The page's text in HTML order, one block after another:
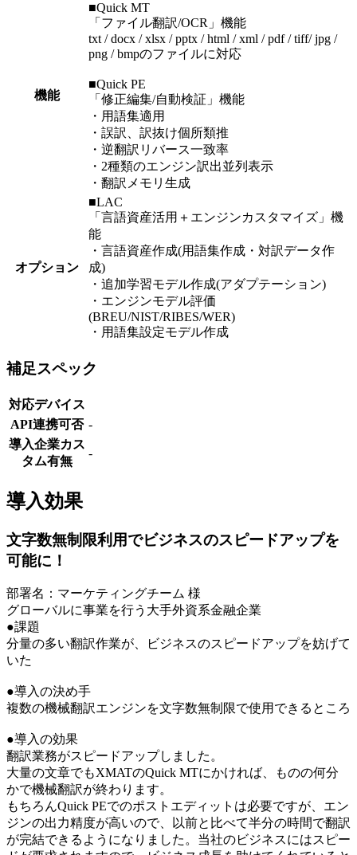
機能
■Quick MT
「ファイル翻訳/OCR」機能
txt / docx / xlsx / pptx / html / xml / pdf / tiff/ jpg /
png / bmpのファイルに対応
■Quick PE
「修正編集/自動検証」機能
・用語集適用
・誤訳、訳抜け個所類推
・逆翻訳リバース一致率
・2種類のエンジン訳出並列表示
・翻訳メモリ生成
オプション
■LAC
「言語資産活用＋エンジンカスタマイズ」機
能
・言語資産作成(用語集作成・対訳データ作
成)
・追加学習モデル作成(アダプテーション)
・エンジンモデル評価
(BREU/NIST/RIBES/WER)
・用語集設定モデル作成
補足スペック
対応デバイス
API連携可否 -
導入企業カス
タム有無
-
導入効果
文字数無制限利用でビジネスのスピードアップを
可能に！
部署名：マーケティングチーム 様
グローバルに事業を行う大手外資系金融企業
●課題
分量の多い翻訳作業が、ビジネスのスピードアップを妨げて
いた
●導入の決め手
複数の機械翻訳エンジンを文字数無制限で使用できるところ
●導入の効果
翻訳業務がスピードアップしました。
大量の文章でもXMATのQuick MTにかければ、ものの何分
かで機械翻訳が終わります。
もちろんQuick PEでのポストエディットは必要ですが、エン
ジンの出力精度が高いので、以前と比べて半分の時間で翻訳
が完結できるようになりました。当社のビジネスにはスピー